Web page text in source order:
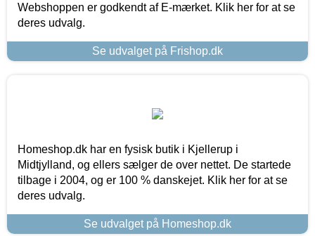
Webshoppen er godkendt af E-mærket. Klik her for at se
deres udvalg.
Se udvalget på Frishop.dk
Homeshop.dk har en fysisk butik i Kjellerup i
Midtjylland, og ellers sælger de over nettet. De startede
tilbage i 2004, og er 100 % danskejet. Klik her for at se
deres udvalg.
Se udvalget på Homeshop.dk